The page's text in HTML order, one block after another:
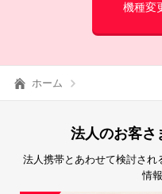
機種変
ホーム
法人のお客さ
法人携帯とあわせて検討され
情